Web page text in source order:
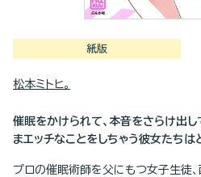
紙版
松本ミトヒ。
催眠をかけられて、本音をさらけ出し
まエッチなことをしちゃう彼女たち
プロの催眠術師を父にもつ女子生徒